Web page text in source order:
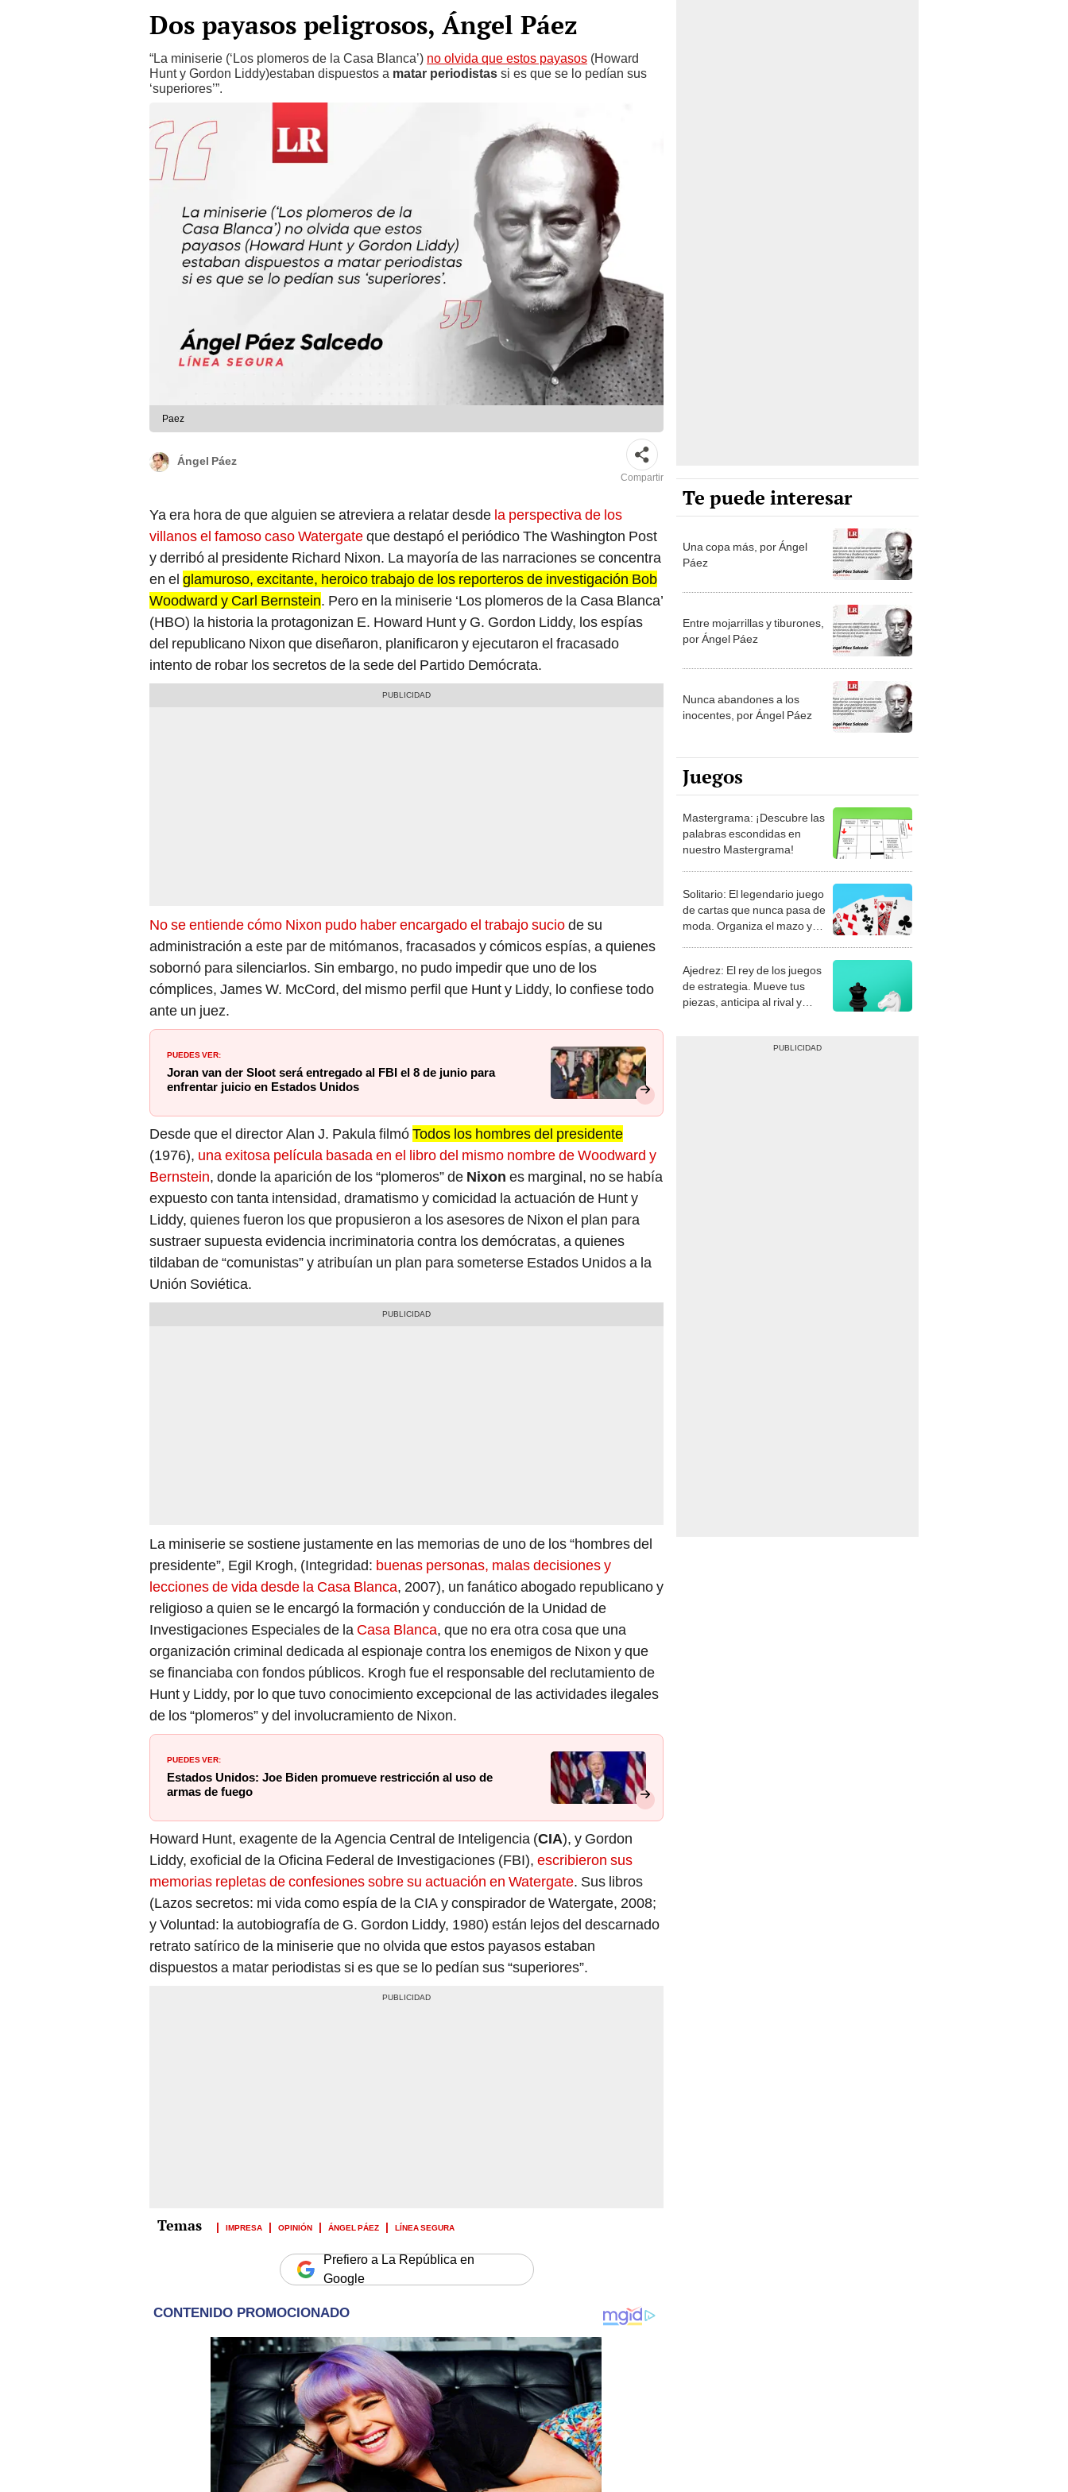
Dos payasos peligrosos, Ángel Páez
“La miniserie (‘Los plomeros de la Casa Blanca’) no olvida que estos payasos (Howard
Hunt y Gordon Liddy)estaban dispuestos a matar periodistas si es que se lo pedían sus
‘superiores’”.
Paez
Ángel Páez
Compartir
Ya era hora de que alguien se atreviera a relatar desde la perspectiva de los
villanos el famoso caso Watergateque destapó el periódico The Washington Post
y derribó al presidente Richard Nixon. La mayoría de las narraciones se concentra
en el glamuroso, excitante, heroico trabajo de los reporteros de investigación Bob
Woodward y Carl Bernstein. Pero en la miniserie ‘Los plomeros de la Casa Blanca’
(HBO) la historia la protagonizan E. Howard Hunt y G. Gordon Liddy, los espías
del republicano Nixon que diseñaron, planificaron y ejecutaron el fracasado
intento de robar los secretos de la sede del Partido Demócrata.
No se entiende cómo Nixon pudo haber encargado el trabajo suciode su
administración a este par de mitómanos, fracasados y cómicos espías, a quienes
sobornó para silenciarlos. Sin embargo, no pudo impedir que uno de los
cómplices, James W. McCord, del mismo perfil que Hunt y Liddy, lo confiese todo
ante un juez.
PUEDES VER:
Joran van der Sloot será entregado al FBI el 8 de junio para
enfrentar juicio en Estados Unidos
Desde que el director Alan J. Pakula filmóTodos los hombres del presidente
(1976), una exitosa película basada en el libro del mismo nombre de Woodward y
Bernstein, donde la aparición de los “plomeros” de Nixon es marginal, no se había
expuesto con tanta intensidad, dramatismo y comicidad la actuación de Hunt y
Liddy, quienes fueron los que propusieron a los asesores de Nixon el plan para
sustraer supuesta evidencia incriminatoria contra los demócratas, a quienes
tildaban de “comunistas” y atribuían un plan para someterse Estados Unidos a la
Unión Soviética.
La miniserie se sostiene justamente en las memorias de uno de los “hombres del
presidente”, Egil Krogh, (Integridad: buenas personas, malas decisiones y
lecciones de vida desde la Casa Blanca, 2007), un fanático abogado republicano y
religioso a quien se le encargó la formación y conducción de la Unidad de
Investigaciones Especiales de la Casa Blanca, que no era otra cosa que una
organización criminal dedicada al espionaje contra los enemigos de Nixon y que
se financiaba con fondos públicos. Krogh fue el responsable del reclutamiento de
Hunt y Liddy, por lo que tuvo conocimiento excepcional de las actividades ilegales
de los “plomeros” y del involucramiento de Nixon.
PUEDES VER:
Estados Unidos: Joe Biden promueve restricción al uso de
armas de fuego
Howard Hunt, exagente de la Agencia Central de Inteligencia (CIA), y Gordon
Liddy, exoficial de la Oficina Federal de Investigaciones (FBI), escribieron sus
memorias repletas de confesiones sobre su actuación en Watergate. Sus libros
(Lazos secretos: mi vida como espía de la CIA y conspirador de Watergate, 2008;
y Voluntad: la autobiografía de G. Gordon Liddy, 1980) están lejos del descarnado
retrato satírico de la miniserie que no olvida que estos payasos estaban
dispuestos a matar periodistas si es que se lo pedían sus “superiores”.
IMPRESA OPINIÓN ÁNGEL PÁEZ LÍNEA SEGURA
Prefiero a La República en
Google
Te puede interesar
Una copa más, por Ángel
Páez
Entre mojarrillas y tiburones,
por Ángel Páez
Nunca abandones a los
inocentes, por Ángel Páez
Juegos
Mastergrama: ¡Descubre las
palabras escondidas en
nuestro Mastergrama!
Solitario: El legendario juego
de cartas que nunca pasa de
moda. Organiza el mazo y
Ajedrez: El rey de los juegos
de estrategia. Mueve tus
piezas, anticipa al rival y